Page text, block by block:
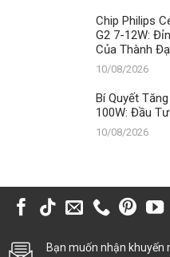
Chip Philips
G2 7-12W:
Của Thành
10/08/2026
Bí Quyết
100W: Đầu
10/08/2026
Bạn muốn nhận khuyến